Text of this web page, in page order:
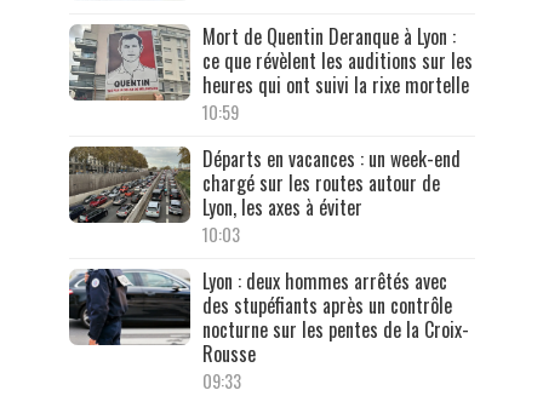
Mort de Quentin Deranque à Lyon :
ce que révèlent les auditions sur les
heures qui ont suivi la rixe mortelle
10:59
Départs en vacances : un week-end
chargé sur les routes autour de
Lyon, les axes à éviter
10:03
Lyon : deux hommes arrêtés avec
des stupéfiants après un contrôle
nocturne sur les pentes de la Croix-
Rousse
09:33